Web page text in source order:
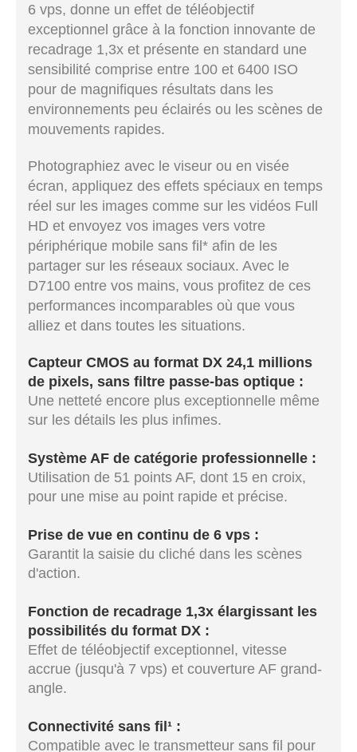
6 vps, donne un effet de téléobjectif
exceptionnel grâce à la fonction innovante de
recadrage 1,3x et présente en standard une
sensibilité comprise entre 100 et 6400 ISO
pour de magnifiques résultats dans les
environnements peu éclairés ou les scènes de
mouvements rapides.
Photographiez avec le viseur ou en visée
écran, appliquez des effets spéciaux en temps
réel sur les images comme sur les vidéos Full
HD et envoyez vos images vers votre
périphérique mobile sans fil* afin de les
partager sur les réseaux sociaux. Avec le
D7100 entre vos mains, vous profitez de ces
performances incomparables où que vous
alliez et dans toutes les situations.
Capteur CMOS au format DX 24,1 millions
de pixels, sans filtre passe-bas optique :
Une netteté encore plus exceptionnelle même
sur les détails les plus infimes.
Système AF de catégorie professionnelle :
Utilisation de 51 points AF, dont 15 en croix,
pour une mise au point rapide et précise.
Prise de vue en continu de 6 vps :
Garantit la saisie du cliché dans les scènes
d'action.
Fonction de recadrage 1,3x élargissant les
possibilités du format DX :
Effet de téléobjectif exceptionnel, vitesse
accrue (jusqu'à 7 vps) et couverture AF grand-
angle.
Connectivité sans fil¹ :
Compatible avec le transmetteur sans fil pour